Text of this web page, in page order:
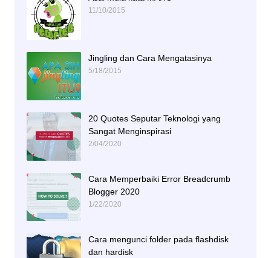
11/10/2015
Jingling dan Cara Mengatasinya
5/18/2015
20 Quotes Seputar Teknologi yang
Sangat Menginspirasi
2/04/2020
Cara Memperbaiki Error Breadcrumb
Blogger 2020
1/22/2020
Cara mengunci folder pada flashdisk
dan hardisk